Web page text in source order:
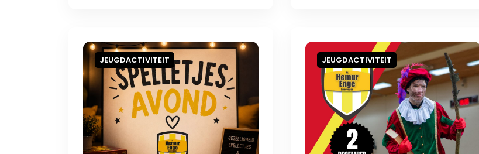
JEUGDACTIVITEIT JEUGDACTIVITEIT